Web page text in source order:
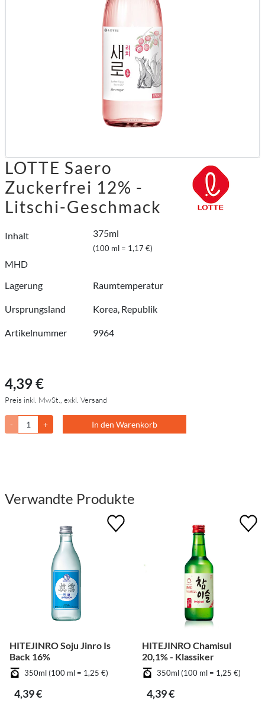
LOTTE Saero
Zuckerfrei 12% -
Litschi-Geschmack
Inhalt 375ml
(100 ml = 1,17 €)
MHD
Lagerung
Raumtemperatur
Ursprungsland Korea, Republik
Artikelnummer 9964
4,39 €
Preis inkl. MwSt., exkl. Versand
- + In den Warenkorb
Verwandte Produkte
HITEJINRO Soju Jinro Is
Back 16%
350ml (100 ml = 1,25 €)
4,39 €
HITEJINRO Chamisul
20,1% - Klassiker
350ml (100 ml = 1,25 €)
4,39 €